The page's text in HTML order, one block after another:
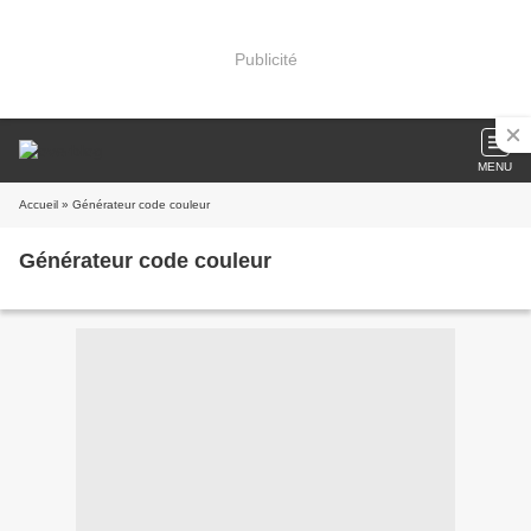
Publicité
MENU
Accueil » Générateur code couleur
Générateur code couleur